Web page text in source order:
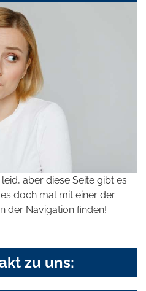
aber diese Seite gibt es
doch mal mit einer der
der Navigation finden!
zu uns: